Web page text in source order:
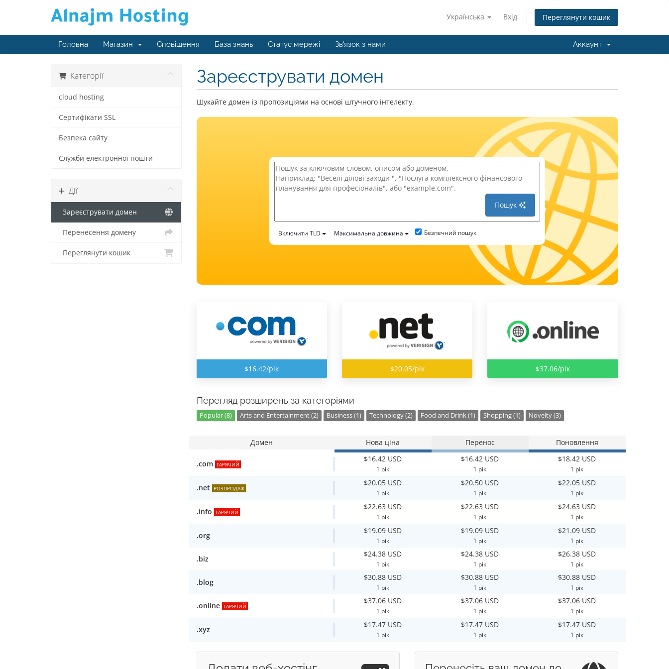
Українська Вхід Переглянути кошик
Головна Магазин Сповіщення База знань Статус мережі Зв'язок з нами Аккаунт
Категорії
cloud hosting
Сертифікати SSL
Безпека сайту
Служби електронної пошти
Дії
Зареєструвати домен
Перенесення домену
Переглянути кошик
Зареєструвати домен
Шукайте домен із пропозиціями на основі штучного інтелекту.
Пошук
Включити TLD Максимальна довжина Безпечний пошук
$16.42/рік $20.05/рік $37.06/рік
Перегляд розширень за категоріями
Popular (8) Arts and Entertainment (2) Business (1) Technology (2) Food and Drink (1) Shopping (1) Novelty (3)
Домен Нова ціна Перенос Поновлення
.com ГАРЯЧИЙ
$16.42 USD
1 рік
$16.42 USD
1 рік
$18.42 USD
1 рік
.net РОЗПРОДАЖ
$20.05 USD
1 рік
$20.50 USD
1 рік
$22.05 USD
1 рік
.info ГАРЯЧИЙ
$22.63 USD
1 рік
$22.63 USD
1 рік
$24.63 USD
1 рік
.org
$19.09 USD
1 рік
$19.09 USD
1 рік
$21.09 USD
1 рік
.biz
$24.38 USD
1 рік
$24.38 USD
1 рік
$26.38 USD
1 рік
.blog
$30.88 USD
1 рік
$30.88 USD
1 рік
$30.88 USD
1 рік
.online ГАРЯЧИЙ
$37.06 USD
1 рік
$37.06 USD
1 рік
$37.06 USD
1 рік
.xyz
$17.47 USD
1 рік
$17.47 USD
1 рік
$17.47 USD
1 рік